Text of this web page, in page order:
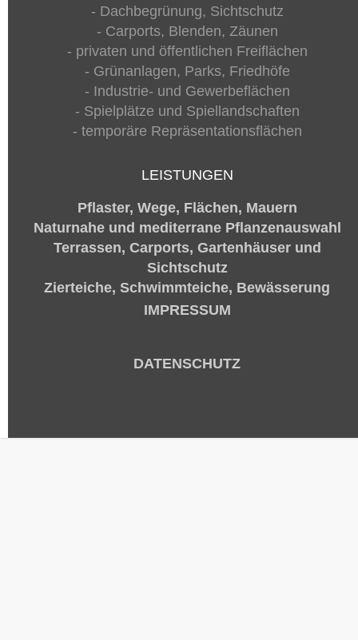
- Dachbegrünung, Sichtschutz
- Carports, Blenden, Zäunen
- privaten und öffentlichen Freiflächen
- Grünanlagen, Parks, Friedhöfe
- Industrie- und Gewerbeflächen
- Spielplätze und Spiellandschaften
- temporäre Repräsentationsflächen
LEISTUNGEN
Pflaster, Wege, Flächen, Mauern
Naturnahe und mediterrane Pflanzenauswahl
Terrassen, Carports, Gartenhäuser und
Sichtschutz
Zierteiche, Schwimmteiche, Bewässerung
IMPRESSUM
DATENSCHUTZ